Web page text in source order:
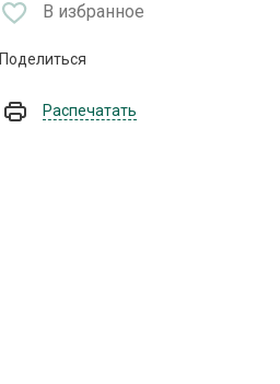
В избранное
Поделиться
Распечатать